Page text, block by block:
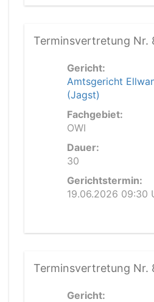
Terminsvertretung Nr.
Gericht:
Amtsgericht
(Jagst)
Fachgebiet:
OWI
Dauer:
30
Gerichtstermin:
19.06.2026 09:30
Terminsvertretung Nr.
Gericht: